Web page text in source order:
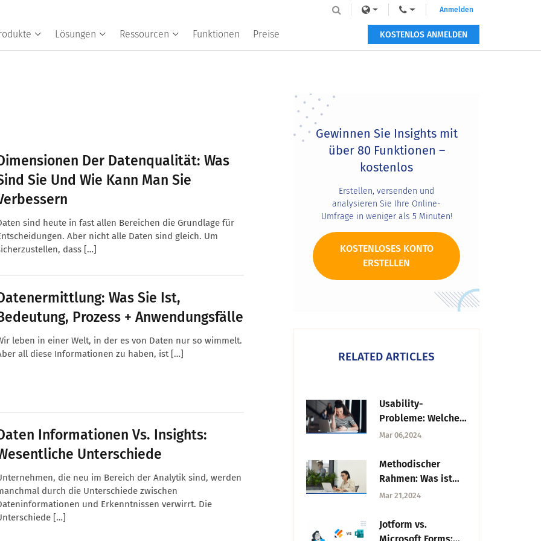
Lösungen Ressourcen Funktionen Preise
Anmelden
KOSTENLOS ANMELDEN
Der Datenqualität: Was
Sie Und Wie Kann Man Sie
sind heute in fast allen Bereichen die Grundlage für
Aber nicht alle Daten sind gleich. Um
dass […]
Was Sie Ist,
Prozess + Anwendungsfälle
leben in einer Welt, in der es von Daten nur so wimmelt.
all diese Informationen zu haben, ist […]
Informationen Vs. Insights:
Unterschiede
die neu im Bereich der Analytik sind, werden
durch die Unterschiede zwischen
und Erkenntnissen verwirrt. Die
[…]
Primary
Sidebar
Gewinnen Sie Insights mit
über 80 Funktionen –
kostenlos
Erstellen, versenden und
analysieren Sie Ihre Online-
Umfrage in weniger als 5 Minuten!
KOSTENLOSES KONTO
ERSTELLEN
RELATED ARTICLES
Usability-
Probleme: Welche
gibt es und wie
Mar 06,2024
Methodischer
Rahmen: Was ist
das und wie geht
Mar 21,2024
Jotform vs.